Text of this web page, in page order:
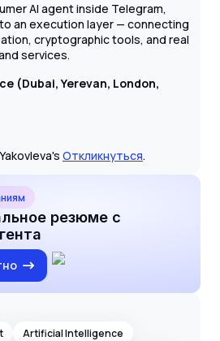
AI agent inside Telegram,
an execution layer — connecting
cryptographic tools, and real
services.
(Dubai, Yerevan, London,
Откликнуться.
резюме с
Artificial Intelligence